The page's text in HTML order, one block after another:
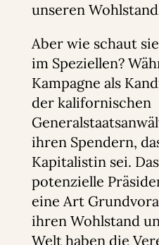
unseren
Aber wie schaut
im Speziellen?
Kampagne als
der kalifornischen
ihren Spendern,
Kapitalistin sei.
potenzielle
eine Art
ihren Wohlstand
Welt haben die